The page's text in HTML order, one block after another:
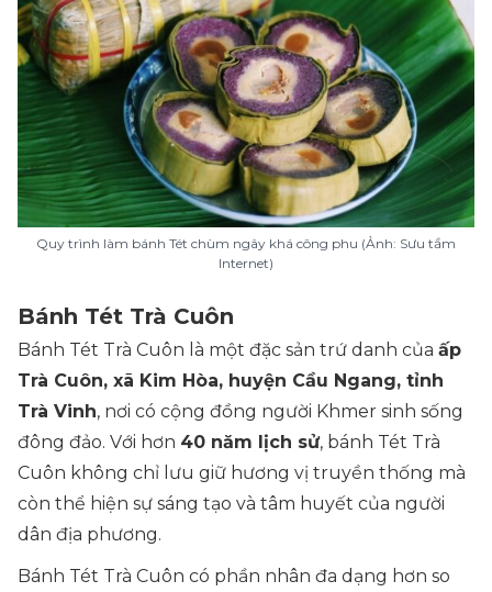
Quy trình làm bánh Tét chùm ngây khá công phu (Ảnh: Sưu tầm
Internet)
Bánh Tét Trà Cuôn
Bánh Tét Trà Cuôn là một đặc sản trứ danh của ấp
Trà Cuôn, xã Kim Hòa, huyện Cầu Ngang, tỉnh
Trà Vinh, nơi có cộng đồng người Khmer sinh sống
đông đảo. Với hơn 40 năm lịch sử, bánh Tét Trà
Cuôn không chỉ lưu giữ hương vị truyền thống mà
còn thể hiện sự sáng tạo và tâm huyết của người
dân địa phương.
Bánh Tét Trà Cuôn có phần nhân đa dạng hơn so